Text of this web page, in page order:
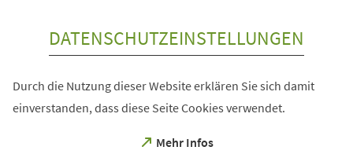
DATENSCHUTZEINSTELLUNGEN
Durch die Nutzung dieser Website erklären Sie sich damit
einverstanden, dass diese Seite Cookies verwendet.
Mehr Infos
(Öffnet